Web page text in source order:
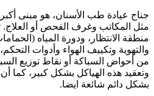
جناح عيادة طب الأسنان، هو مبنى
مثل المكاتب وغرف الفحص أو
منطقة الانتظار، ودورة المياه
والتهوية وتكييف الهواء وأدوات
من أحواض السباكة أو نقاط توزيع
وتعقيد هذه الهياكل بشكل كبير، كما
بشكل دائم شائعة ايضا.